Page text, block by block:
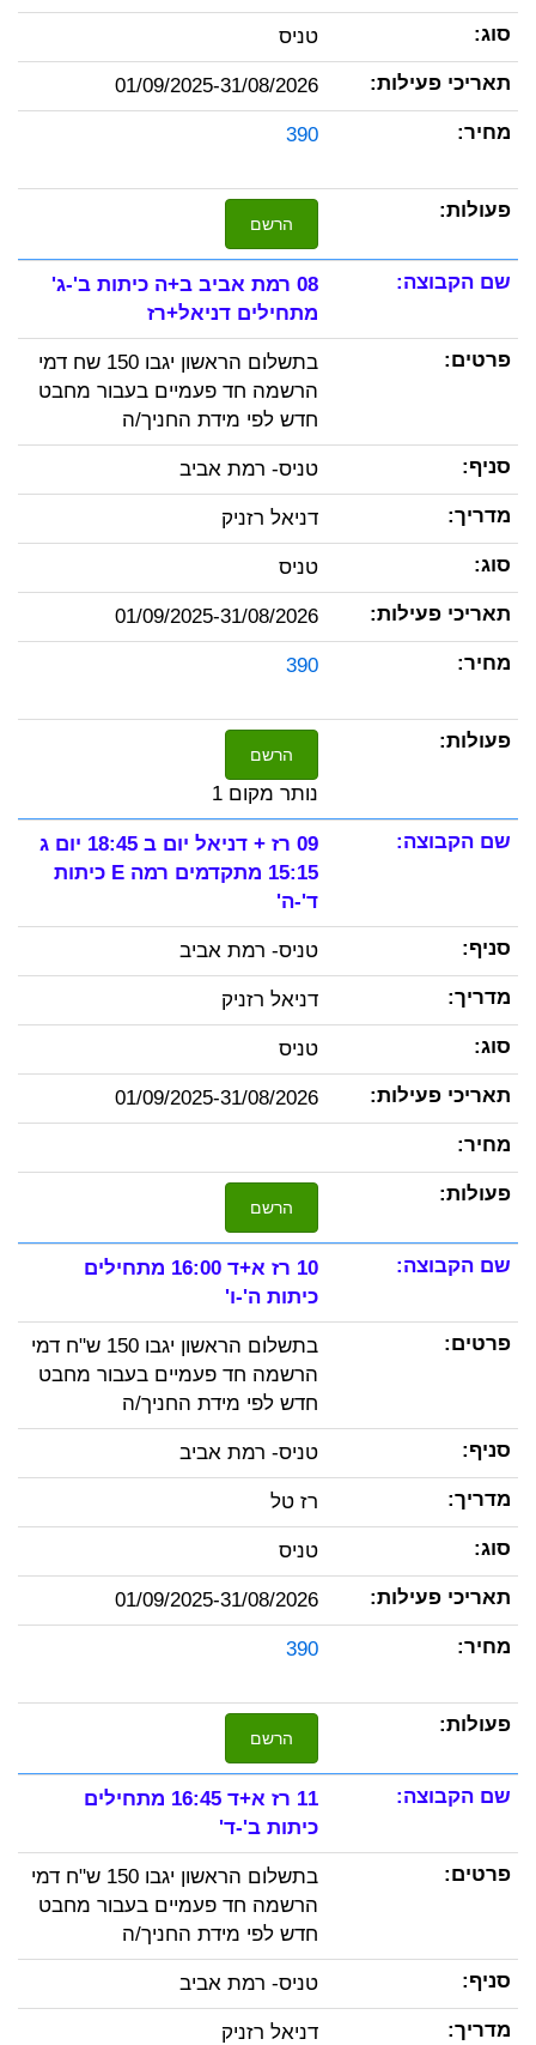
טניס
01/09/2025-31/08/2026
390
הרשם
08 רמת אביב ב+ה כיתות ב'-ג'
מתחילים דניאל+רז
בתשלום הראשון יגבו 150 שח דמי
הרשמה חד פעמיים בעבור מחבט
חדש לפי מידת החניך/ה
טניס- רמת אביב
דניאל רזניק
טניס
01/09/2025-31/08/2026
390
הרשם
נותר מקום 1
09 רז + דניאל יום ב 18:45 יום ג
15:15 מתקדמים רמה E כיתות
ד'-ה'
טניס- רמת אביב
דניאל רזניק
טניס
01/09/2025-31/08/2026
הרשם
10 רז א+ד 16:00 מתחילים
כיתות ה'-ו'
בתשלום הראשון יגבו 150 ש"ח דמי
הרשמה חד פעמיים בעבור מחבט
חדש לפי מידת החניך/ה
טניס- רמת אביב
רז טל
טניס
01/09/2025-31/08/2026
390
הרשם
11 רז א+ד 16:45 מתחילים
כיתות ב'-ד'
בתשלום הראשון יגבו 150 ש"ח דמי
הרשמה חד פעמיים בעבור מחבט
חדש לפי מידת החניך/ה
טניס- רמת אביב
דניאל רזניק